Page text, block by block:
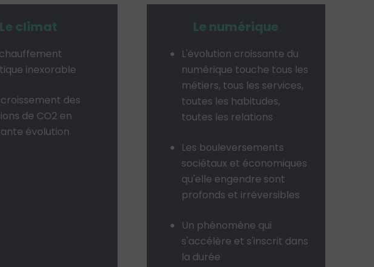
Le climat
inexorable
des
de CO2 en
évolution
Le numérique
L'évolution croissante du
numérique touche tous les
métiers, tous les services,
toutes les habitudes,
toutes les relations
Les bouleversements
sociétaux et économiques
qu'elle engendre sont
profonds et irréversibles
Un phénomène qui
s'accélère et s'inscrit dans
la durée